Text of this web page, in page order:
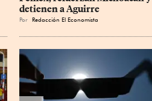
detienen a Aguirre
Por Redacción El Economista